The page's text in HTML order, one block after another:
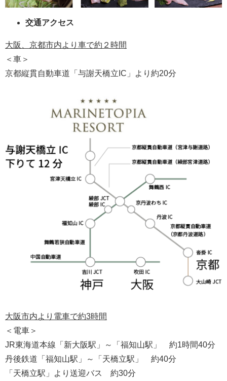
交通アクセス
大阪、京都市内より車で約２時間
＜車＞
京都縦貫自動車道「与謝天橋立IC」より約20分
大阪市内より電車で約3時間
＜電車＞
JR東海道本線「新大阪駅」～「福知山駅」 約1時間40分
丹後鉄道「福知山駅」～「天橋立駅」 約40分
「天橋立駅」より送迎バス 約30分